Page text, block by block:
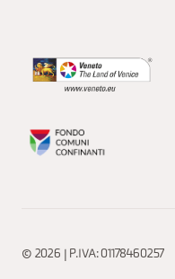
© 2026 | P.IVA: 01178460257